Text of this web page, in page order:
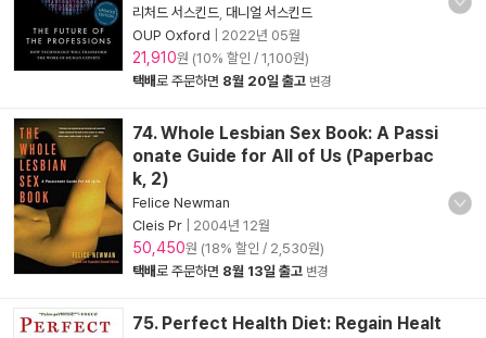
리처드 서스킨드 대니얼 서스킨드
OUP Oxford
2022년 05월
21,910원 (10% 할인 / 1,100원)
택배로 주문하면 8월 20일 출고 변경
74. Whole Lesbian Sex Book: A Passi
onate Guide for All of Us (Paperbac
k, 2)
Felice Newman
Cleis Pr
2004년 12월
50,450원 (18% 할인 / 2,530원)
택배로 주문하면 8월 13일 출고 변경
75. Perfect Health Diet: Regain Healt